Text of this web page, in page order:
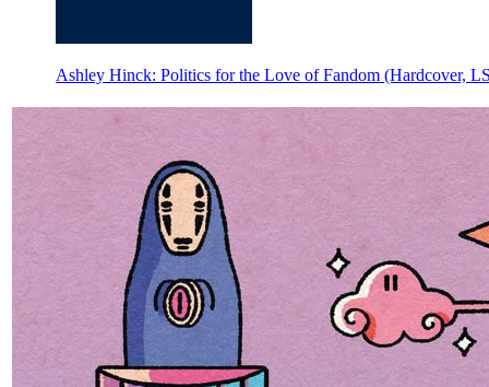
Ashley Hinck: Politics for the Love of Fandom (Hardcover,